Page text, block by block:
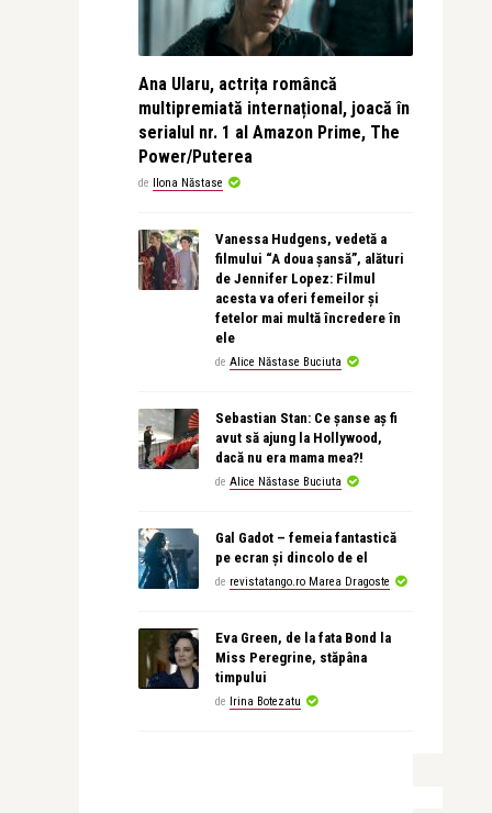
Ana Ularu, actrița româncă
multipremiată internațional, joacă în
serialul nr. 1 al Amazon Prime, The
Power/Puterea
de Ilona Năstase
Vanessa Hudgens, vedetă a
filmului “A doua șansă”, alături
de Jennifer Lopez: Filmul
acesta va oferi femeilor și
fetelor mai multă încredere în
ele
de Alice Năstase Buciuta
Sebastian Stan: Ce șanse aș fi
avut să ajung la Hollywood,
dacă nu era mama mea?!
de Alice Năstase Buciuta
Gal Gadot – femeia fantastică
pe ecran și dincolo de el
de revistatango.ro Marea Dragoste
Eva Green, de la fata Bond la
Miss Peregrine, stăpâna
timpului
de Irina Botezatu